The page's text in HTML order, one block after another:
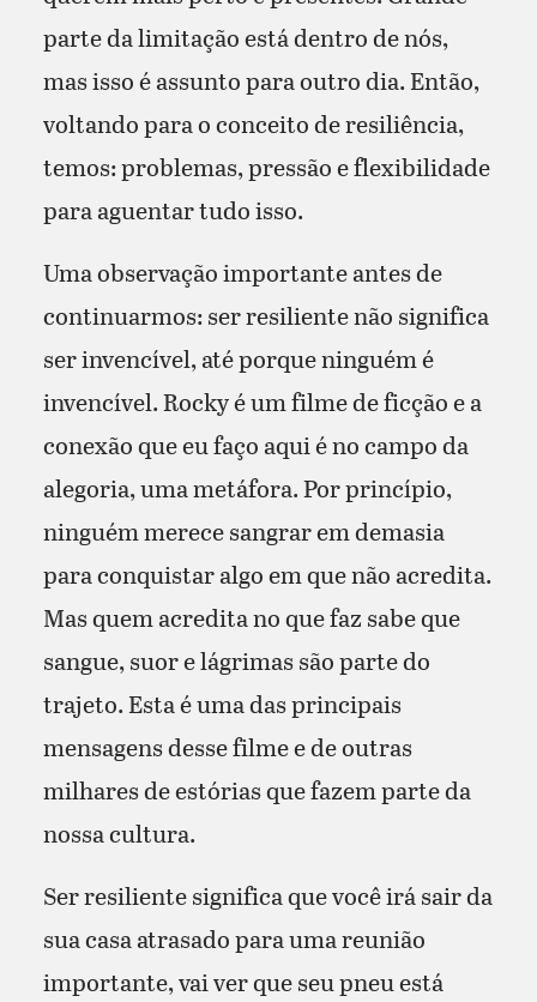
parte da limitação está dentro de nós,
mas isso é assunto para outro dia. Então,
voltando para o conceito de resiliência,
temos: problemas, pressão e flexibilidade
para aguentar tudo isso.
Uma observação importante antes de
continuarmos: ser resiliente não significa
ser invencível, até porque ninguém é
invencível. Rocky é um filme de ficção e a
conexão que eu faço aqui é no campo da
alegoria, uma metáfora. Por princípio,
ninguém merece sangrar em demasia
para conquistar algo em que não acredita.
Mas quem acredita no que faz sabe que
sangue, suor e lágrimas são parte do
trajeto. Esta é uma das principais
mensagens desse filme e de outras
milhares de estórias que fazem parte da
nossa cultura.
Ser resiliente significa que você irá sair da
sua casa atrasado para uma reunião
importante, vai ver que seu pneu está